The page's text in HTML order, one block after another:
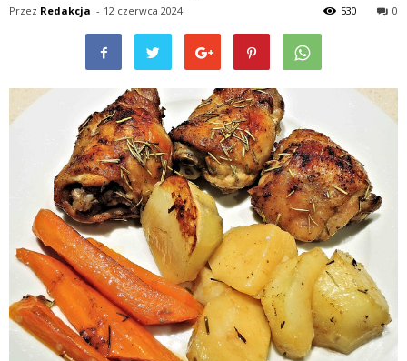
Przez Redakcja - 12 czerwca 2024 0
530